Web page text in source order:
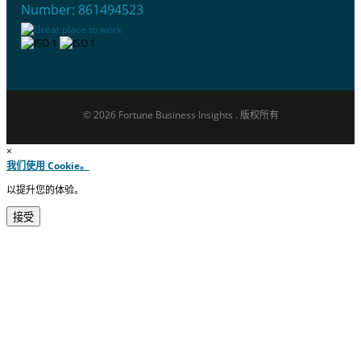
Number: 861494523
© 2026 Fortune Business Insights . 版权所有
×
我们使用 Cookie。
以提升您的体验。
接受